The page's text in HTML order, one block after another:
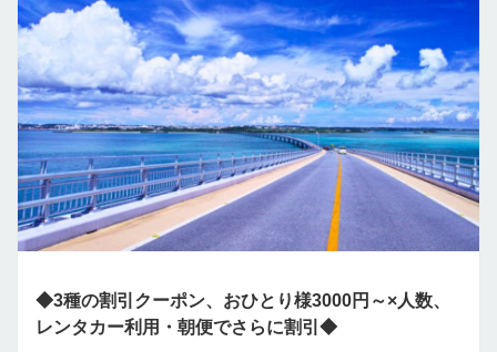
◆3種の割引クーポン、おひとり様3000円～×人数、
レンタカー利用・朝便でさらに割引◆